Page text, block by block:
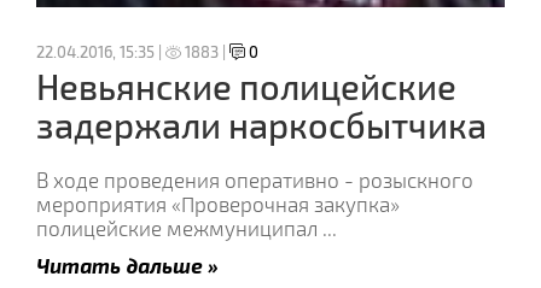
22.04.2016, 15:35 | 1883 | 0
Невьянские полицейские
задержали наркосбытчика
В ходе проведения оперативно - розыскного
мероприятия «Проверочная закупка»
полицейские межмуниципал ...
Читать дальше »